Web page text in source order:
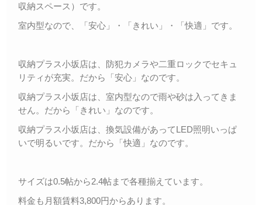
収納スペース）です。
室内型なので、「安心」・「きれい」・「快適」です。
収納プラス小坂店は、防犯カメラや二重ロックでセキュ
リティが充実。だから「安心」なのです。
収納プラス小坂店は、室内型なので雨や砂は入ってきま
せん。だから「きれい」なのです。
収納プラス小坂店は、換気設備があってLED照明いっぱ
いで明るいです。だから「快適」なのです。
サイズは0.5帖から2.4帖まで各種揃えています。
料金も月額賃料3,800円からあります。